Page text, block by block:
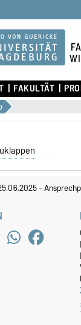
FAKULTÄT
-